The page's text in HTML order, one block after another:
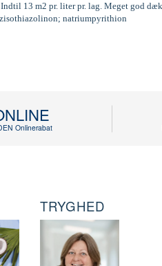
13 m2 pr. liter pr. lag. Meget god
natriumpyrithion
Onlinerabat
TRYGHED